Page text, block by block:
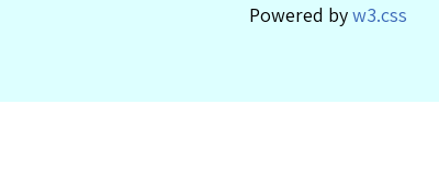
Powered byw3.css